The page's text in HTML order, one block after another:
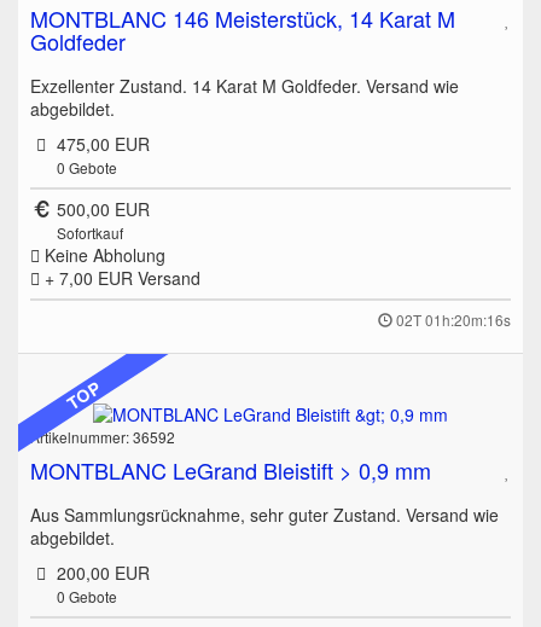
MONTBLANC 146 Meisterstück, 14 Karat M
Goldfeder
Exzellenter Zustand. 14 Karat M Goldfeder. Versand wie
abgebildet.
475,00 EUR
0 Gebote
500,00 EUR
Sofortkauf
Keine Abholung
+ 7,00 EUR Versand
02T 01h:20m:16s
TOP
Artikelnummer: 36592
MONTBLANC LeGrand Bleistift > 0,9 mm
Aus Sammlungsrücknahme, sehr guter Zustand. Versand wie
abgebildet.
200,00 EUR
0 Gebote